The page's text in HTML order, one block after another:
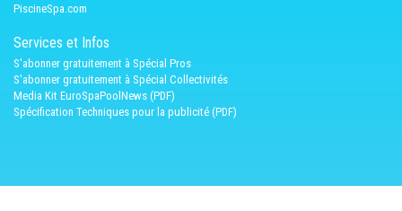
PiscineSpa.com
Services et Infos
S'abonner gratuitement à Spécial Pros
S'abonner gratuitement à Spécial Collectivités
Media Kit EuroSpaPoolNews (PDF)
Spécification Techniques pour la publicité (PDF)